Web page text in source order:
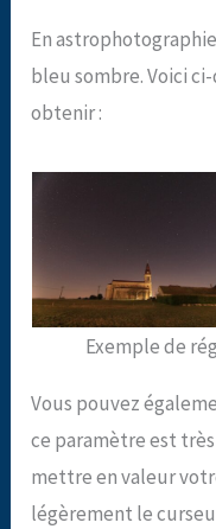
En
bleu sombre. Voici
obtenir :
Exemple de
Vous pouvez
ce paramètre est
mettre en valeur
légèrement le